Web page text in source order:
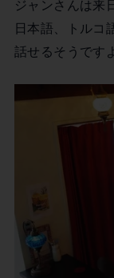
ジャンさんは来
日本語、トルコ
話せるそうです